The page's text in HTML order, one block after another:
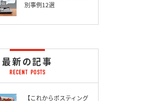
別事例12選
最新の記事
【これからポスティング